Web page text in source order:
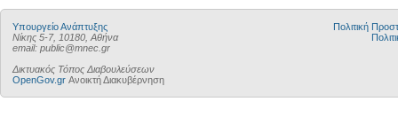
Υπουργείο Ανάπτυξης
Νίκης 5-7, 10180, Αθήνα
email: public@mnec.gr
Δικτυακός Τόπος Διαβουλεύσεων
OpenGov.gr Ανοικτή Διακυβέρνηση
Πολιτική